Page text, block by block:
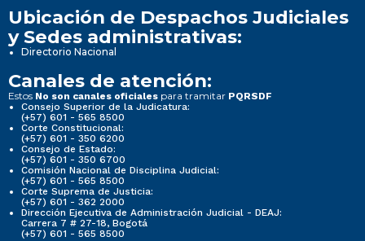
Ubicación de Despachos Judiciales
y Sedes administrativas:
Directorio Nacional
Canales de atención:
Estos No son canales oficiales para tramitar PQRSDF
Consejo Superior de la Judicatura:
(+57) 601 - 565 8500
Corte Constitucional:
(+57) 601 - 350 6200
Consejo de Estado:
(+57) 601 - 350 6700
Comisión Nacional de Disciplina Judicial:
(+57) 601 - 565 8500
Corte Suprema de Justicia:
(+57) 601 - 362 2000
Dirección Ejecutiva de Administración Judicial - DEAJ:
Carrera 7 # 27-18, Bogotá
(+57) 601 - 565 8500